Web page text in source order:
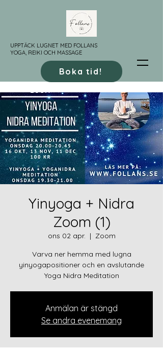
UPPTÄCK LUGNET MED FOLLANS
YOGA, REIKI OCH MASSAGE
Boka tid!
Yinyoga + Nidra
Zoom (1)
ons 02 apr.
  |
Zoom
Varva ner hemma med lugna
yinyogapositioner och en avslutande
Yoga Nidra Meditation
Anmälan är stängd
Se andra evenemang